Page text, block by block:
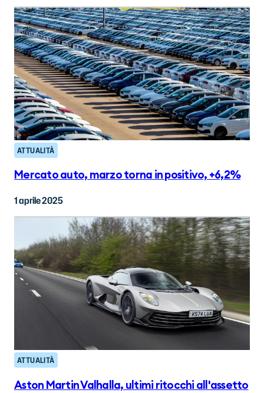
ATTUALITÀ
Mercato auto, marzo torna in positivo, +6,2%
1 aprile 2025
ATTUALITÀ
Aston Martin Valhalla, ultimi ritocchi all'assetto